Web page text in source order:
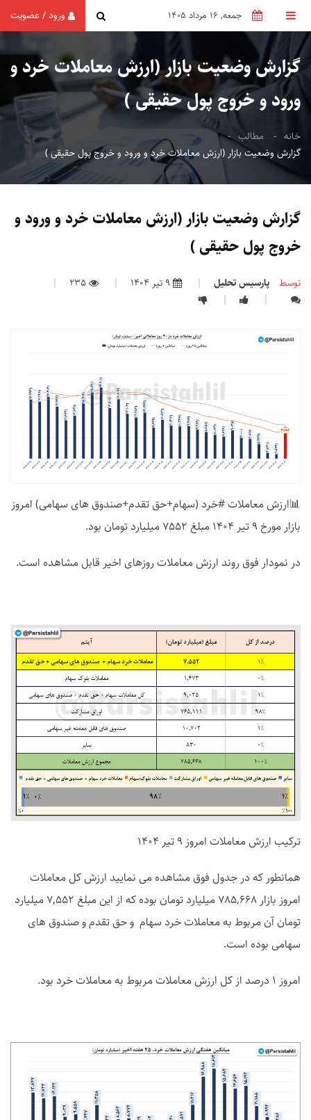
جمعه, 16 مرداد 1405 ورود/عضویت
گزارش وضعیت بازار (ارزش معاملات خرد و
ورود و خروج پول حقیقی )
خانه
مطالب
گزارش وضعیت بازار (ارزش معاملات خرد و ورود و خروج پول حقیقی )
گزارش وضعیت بازار (ارزش معاملات خرد و ورود و
خروج پول حقیقی )
توسط پارسیس تحلیل
📊ارزش معاملات #خرد (سهام+حق تقدم+صندوق های سهامی) امروز
بازار مورخ 9 تیر 1404 مبلغ 7552 میلیارد تومان بود.
در نمودار فوق روند ارزش معاملات روزهای اخیر قابل مشاهده است.
ترکیب ارزش معاملات امروز 9 تیر 1404
همانطور که در جدول فوق مشاهده می نمایید ارزش کل معاملات
امروز بازار 785,668 میلیارد تومان بوده که از این مبلغ 7,552 میلیارد
تومان آن مربوط به معاملات خرد سهام و حق تقدم و صندوق های
سهامی بوده است.
امروز 1 درصد از کل ارزش معاملات مربوط به معاملات خرد بود.